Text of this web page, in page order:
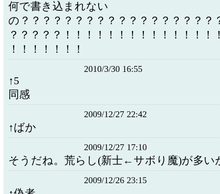
何で書き込まれない
の？？？？？？？？？？？？？？？？？？
？？？？？！！！！！！！！！！！！！！
！！！！！！！
2010/3/30 16:55
↑5
同感
2009/12/27 22:42
↑ばか
2009/12/27 17:10
そうだね。荒らし(新士←サボり魔)が多い
2009/12/26 23:15